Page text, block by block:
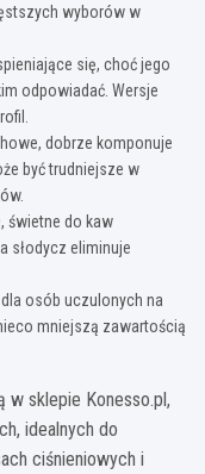
wyborów w
się, choć jego
odpowiadać. Wersje
dobrze komponuje
być trudniejsze w
świetne do kaw
słodycz eliminuje
osób uczulonych na
mniejszą zawartością
sklepie Konesso.pl,
idealnych do
ciśnieniowych i